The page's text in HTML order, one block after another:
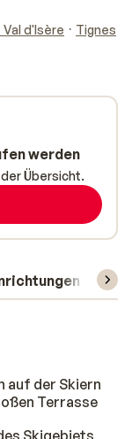
d'Isère
Tignes
auf der Skiern
Terrasse
Skigebiets
werden
Übersicht.